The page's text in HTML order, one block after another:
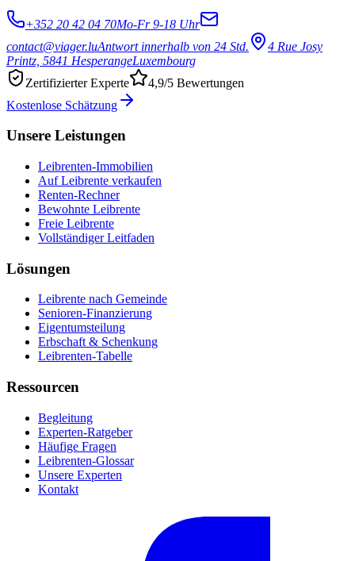
+352 20 42 04 70Mo-Fr 9-18 Uhr
contact@viager.luAntwort innerhalb von 24 Std.
4 Rue Josy
Printz, 5841 HesperangeLuxembourg
Zertifizierter Experte
4,9/5 Bewertungen
Kostenlose Schätzung
Unsere Leistungen
Leibrenten-Immobilien
Auf Leibrente verkaufen
Renten-Rechner
Bewohnte Leibrente
Freie Leibrente
Vollständiger Leitfaden
Lösungen
Leibrente nach Gemeinde
Senioren-Finanzierung
Eigentumsteilung
Erbschaft & Schenkung
Leibrenten-Tabelle
Ressourcen
Begleitung
Experten-Ratgeber
Häufige Fragen
Leibrenten-Glossar
Unsere Experten
Kontakt